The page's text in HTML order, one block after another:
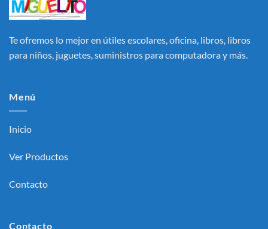
Te ofremos lo mejor en útiles escolares, oficina, libros, libros
para niños, juguetes, suministros para computadora y más.
Menú
Inicio
Ver Productos
Contacto
Contacto